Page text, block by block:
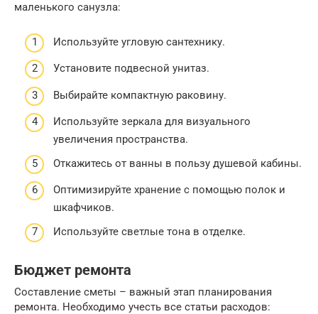
маленького санузла:
Используйте угловую сантехнику.
Установите подвесной унитаз.
Выбирайте компактную раковину.
Используйте зеркала для визуального
увеличения пространства.
Откажитесь от ванны в пользу душевой кабины.
Оптимизируйте хранение с помощью полок и
шкафчиков.
Используйте светлые тона в отделке.
Бюджет ремонта
Составление сметы – важный этап планирования
ремонта. Необходимо учесть все статьи расходов: